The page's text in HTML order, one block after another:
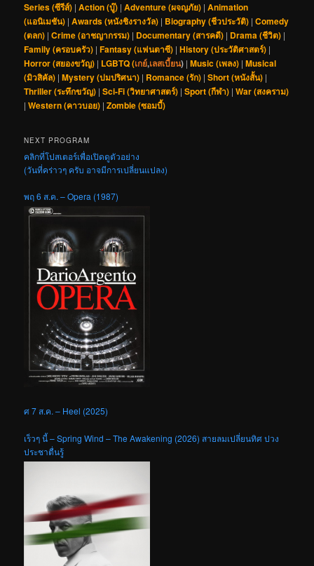
Series (ซีรีส์) |Action (บู๊) |Adventure (ผจญภัย) |Animation
(แอนิเมชัน) |Awards (หนังชิงรางวัล) | Biography (ชีวประวัติ) |Comedy
(ตลก) |Crime (อาชญากรรม) | Documentary (สารคดี) | Drama (ชีวิต) |
Family (ครอบครัว) |Fantasy (แฟนตาซี) |History (ประวัติศาสตร์) |
Horror (สยองขวัญ) | LGBTQ (เกย์,เลสเบี้ยน) |Music (เพลง) |Musical
(มิวสิคัล) |Mystery (ปมปริศนา) | Romance (รัก) |Short (หนังสั้น) |
Thriller (ระทึกขวัญ) |Sci-Fi (วิทยาศาสตร์) |Sport (กีฬา) |War (สงคราม)
|Western (คาวบอย) |Zombie (ซอมบี้)
NEXT PROGRAM
คลิกที่โปสเตอร์เพื่อเปิดดูตัวอย่าง
(วันที่คร่าวๆ ครับ อาจมีการเปลี่ยนแปลง)
พฤ 6 ส.ค. – Opera (1987)
ศ 7 ส.ค. – Heel (2025)
เร็วๆ นี้ – Spring Wind – The Awakening (2026) สายลมเปลี่ยนทิศ ปวง
ประชาตื่นรู้